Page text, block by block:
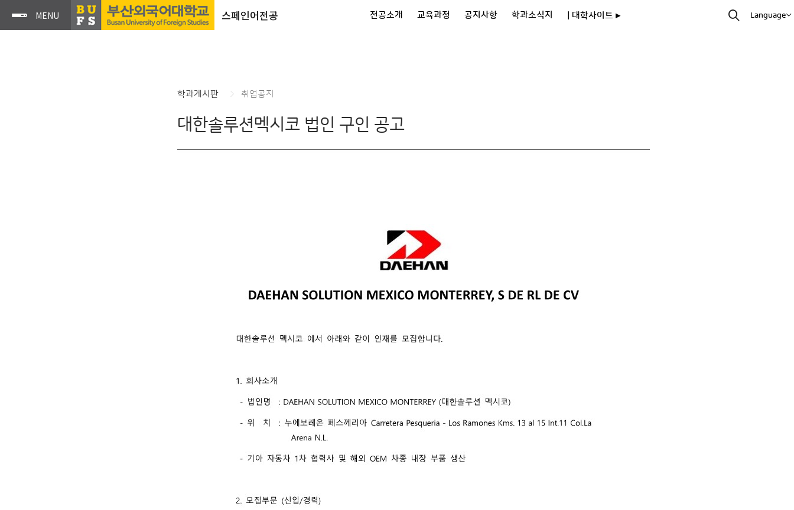
스페인어전공 전공소개 교육과정 공지사항 학과소식지 | 대학사이트 ▸ Language
학과게시판 취업공지
대한솔루션멕시코 법인 구인 공고